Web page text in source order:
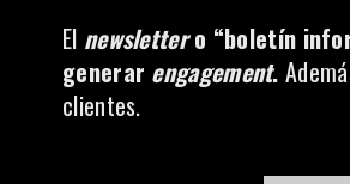
El newslettero “boletín
generar engagement.
clientes.